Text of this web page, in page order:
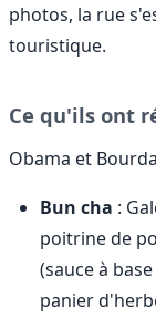
photos, la rue
touristique.
Ce qu'ils ont
Obama et
Bun cha :
poitrine de
(sauce à
panier